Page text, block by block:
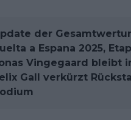
der
a Espana 2025,
Vingegaard bleibt
Gall verkürzt